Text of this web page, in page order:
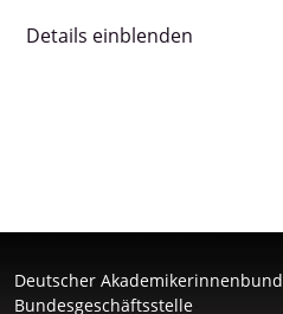
Details einblenden
Deutscher Akademikerinnenbund
Bundesgeschäftsstelle